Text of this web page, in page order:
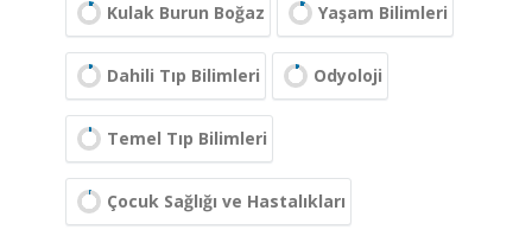
Kulak Burun Boğaz Yaşam Bilimleri
Dahili Tıp Bilimleri Odyoloji
Temel Tıp Bilimleri
Çocuk Sağlığı ve Hastalıkları